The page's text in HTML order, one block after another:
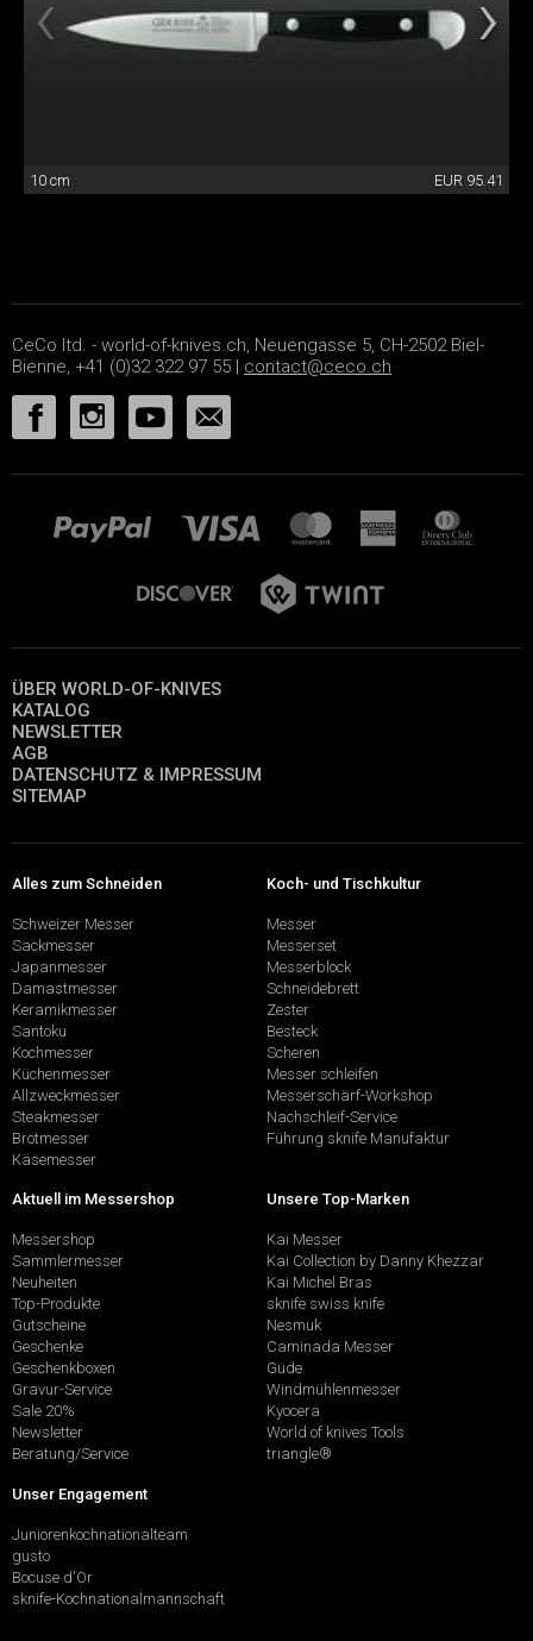
10 cm EUR 95.41
CeCo ltd. - world-of-knives.ch, Neuengasse 5, CH-2502 Biel-
Bienne, +41 (0)32 322 97 55 | contact@ceco.ch
ÜBER WORLD-OF-KNIVES
KATALOG
NEWSLETTER
AGB
DATENSCHUTZ & IMPRESSUM
SITEMAP
Alles zum Schneiden
Schweizer Messer
Sackmesser
Japanmesser
Damastmesser
Keramikmesser
Santoku
Kochmesser
Küchenmesser
Allzweckmesser
Steakmesser
Brotmesser
Käsemesser
Koch- und Tischkultur
Messer
Messerset
Messerblock
Schneidebrett
Zester
Besteck
Scheren
Messer schleifen
Messerschärf-Workshop
Nachschleif-Service
Führung sknife Manufaktur
Aktuell im Messershop
Messershop
Sammlermesser
Neuheiten
Top-Produkte
Gutscheine
Geschenke
Geschenkboxen
Gravur-Service
Sale 20%
Newsletter
Beratung/Service
Unsere Top-Marken
Kai Messer
Kai Collection by Danny Khezzar
Kai Michel Bras
sknife swiss knife
Nesmuk
Caminada Messer
Güde
Windmühlenmesser
Kyocera
World of knives Tools
triangle®
Unser Engagement
Juniorenkochnationalteam
gusto
Bocuse d'Or
sknife-Kochnationalmannschaft